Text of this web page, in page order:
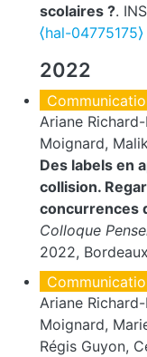
scolaires ?.
⟨hal-04775175⟩
2022
Ariane
Moignard,
Des labels en
collision.
concurrences
Colloque
2022,
Ariane
Moignard,
Régis Guyon,